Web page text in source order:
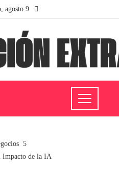
agosto 9
de la IA